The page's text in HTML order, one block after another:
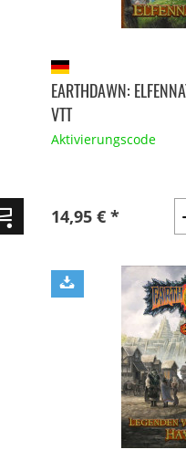
EARTHDAWN:
VTT
Aktivierungscode
14,95 € *